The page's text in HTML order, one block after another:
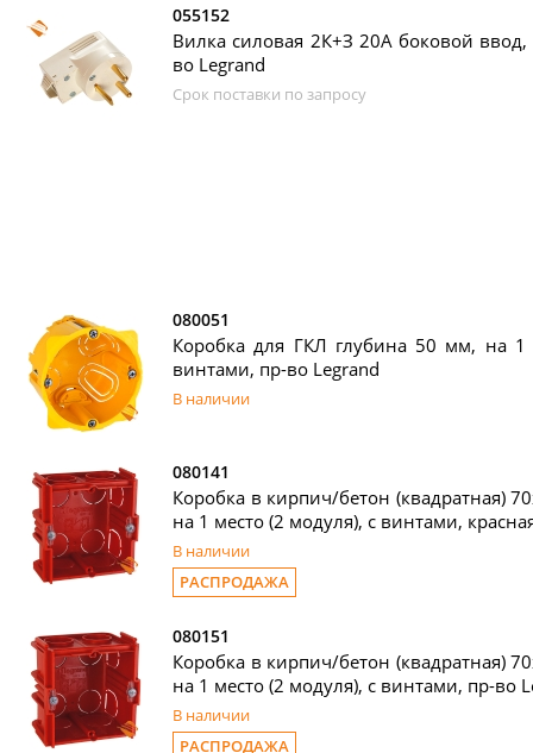
055152
Вилка силовая 2К+З 20А боковой ввод,
во Legrand
Срок поставки по запросу
080051
Коробка для ГКЛ глубина 50 мм, на 1
винтами, пр-во Legrand
В наличии
080141
Коробка в кирпич/бетон (квадратная)
на 1 место (2 модуля), с винтами,
В наличии
РАСПРОДАЖА
080151
Коробка в кирпич/бетон (квадратная)
на 1 место (2 модуля), с винтами, пр-во
В наличии
РАСПРОДАЖА